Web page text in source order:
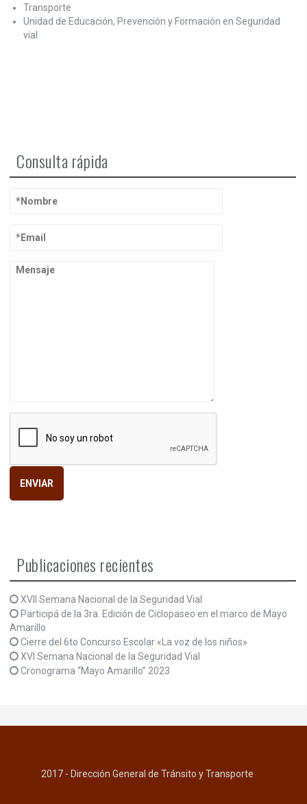
Transporte
Unidad de Educación, Prevención y Formación en Seguridad
vial
Consulta rápida
Publicaciones recientes
XVII Semana Nacional de la Seguridad Vial
Participá de la 3ra. Edición de Ciclopaseo en el marco de Mayo
Amarillo
Cierre del 6to Concurso Escolar «La voz de los niños»
XVI Semana Nacional de la Seguridad Vial
Cronograma “Mayo Amarillo” 2023
2017 - Dirección General de Tránsito y Transporte